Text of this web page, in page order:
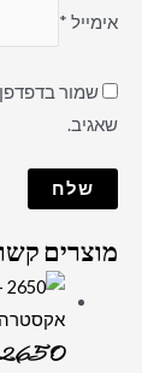
אימייל *
שמור
שאגיב.
מוצרים